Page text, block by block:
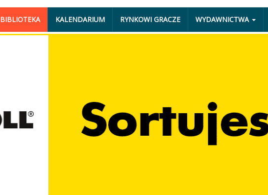
BIBLIOTEKA KALENDARIUM RYNKOWI GRACZE WYDAWNICTWA